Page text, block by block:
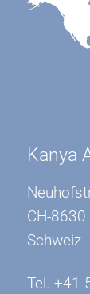
Kanya
CH-8630
Schweiz
Tel. +41